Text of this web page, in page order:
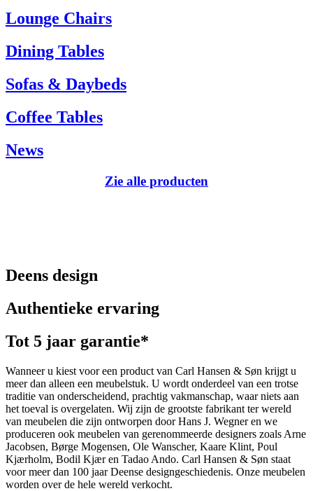
Tel.: +45 66 12 14 04
info@carlhansen.dk
Lounge Chairs
Dining Tables
Sofas & Daybeds
Coffee Tables
News
Zie alle producten
Deens design
Authentieke ervaring
Tot 5 jaar garantie*
Wanneer u kiest voor een product van Carl Hansen & Søn krijgt u
meer dan alleen een meubelstuk. U wordt onderdeel van een trotse
traditie van onderscheidend, prachtig vakmanschap, waar niets aan
het toeval is overgelaten. Wij zijn de grootste fabrikant ter wereld
van meubelen die zijn ontworpen door Hans J. Wegner en we
produceren ook meubelen van gerenommeerde designers zoals Arne
Jacobsen, Børge Mogensen, Ole Wanscher, Kaare Klint, Poul
Kjærholm, Bodil Kjær en Tadao Ando. Carl Hansen & Søn staat
voor meer dan 100 jaar Deense designgeschiedenis. Onze meubelen
worden over de hele wereld verkocht.